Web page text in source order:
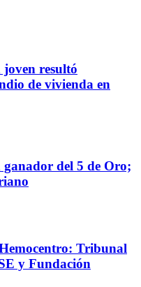
joven resultó
de vivienda en
del 5 de Oro;
Tribunal
y Fundación